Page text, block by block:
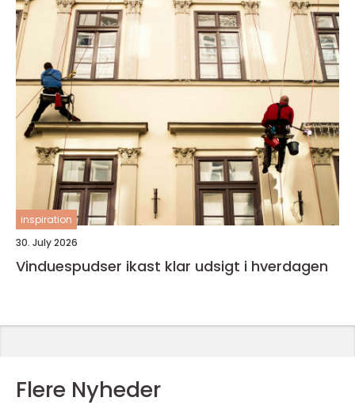
inspiration
30. July 2026
Vinduespudser ikast klar udsigt i hverdagen
Flere Nyheder